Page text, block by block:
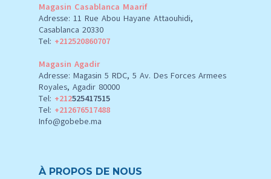
Magasin Casablanca Maarif
Adresse: 11 Rue Abou Hayane Attaouhidi,
Casablanca 20330
Tel: +212520860707
Magasin Agadir
Adresse: Magasin 5 RDC, 5 Av. Des Forces Armees
Royales, Agadir 80000
Tel: +212525417515
Tel: +212676517488
Info@gobebe.ma
À PROPOS DE NOUS